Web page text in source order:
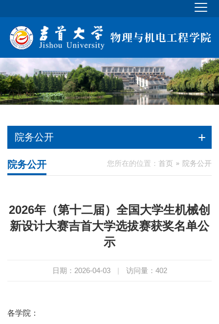
院务公开
您所在的位置： 首页 院务公开
院务公开
2026年（第十二届）全国大学生机械创
新设计大赛吉首大学选拔赛获奖名单公
示
日期：2026-04-03 | 访问量： 402
各学院：